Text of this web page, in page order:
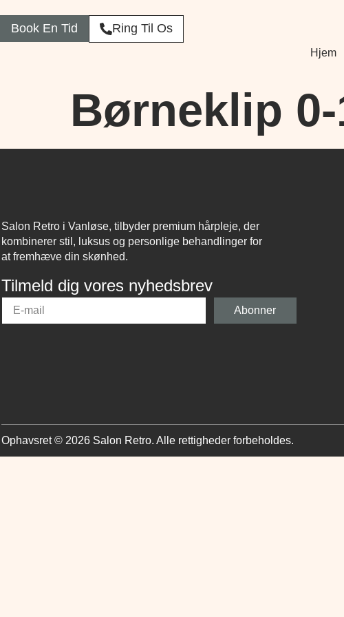
Book En Tid Ring Til Os
Hjem
Børneklip
Salon Retro i Vanløse, tilbyder premium hårpleje, der
kombinerer stil, luksus og personlige behandlinger for
at fremhæve din skønhed.
Tilmeld dig vores nyhedsbrev
Abonner
Ophavsret © 2026 Salon Retro. Alle rettigheder forbeholdes.